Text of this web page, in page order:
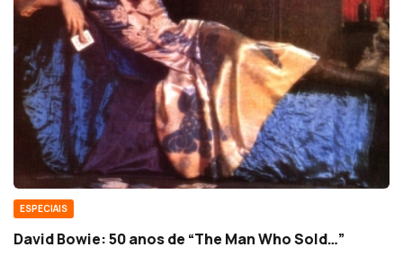
ESPECIAIS
David Bowie: 50 anos de “The Man Who Sold…”